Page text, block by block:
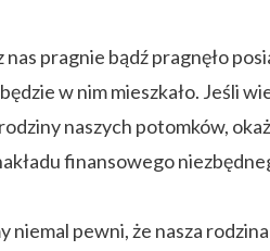
pragnie bądź pragnęło
w nim mieszkało. Jeśli
naszych potomków,
finansowego
niemal pewni, że nasza